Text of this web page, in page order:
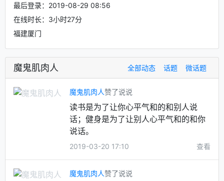
最后登录：2019-08-29 08:56
在线时长：3小时27分
福建厦门
魔鬼肌肉人 全部动态 话题 微话题
魔鬼肌肉人赞了说说
读书是为了让你心平气和的和别人说
话；健身是为了让别人心平气和的和你
说话。
2019-03-20 17:10 查看
魔鬼肌肉人赞了说说